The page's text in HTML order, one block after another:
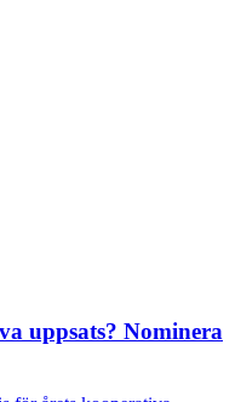
uppsats? Nominera